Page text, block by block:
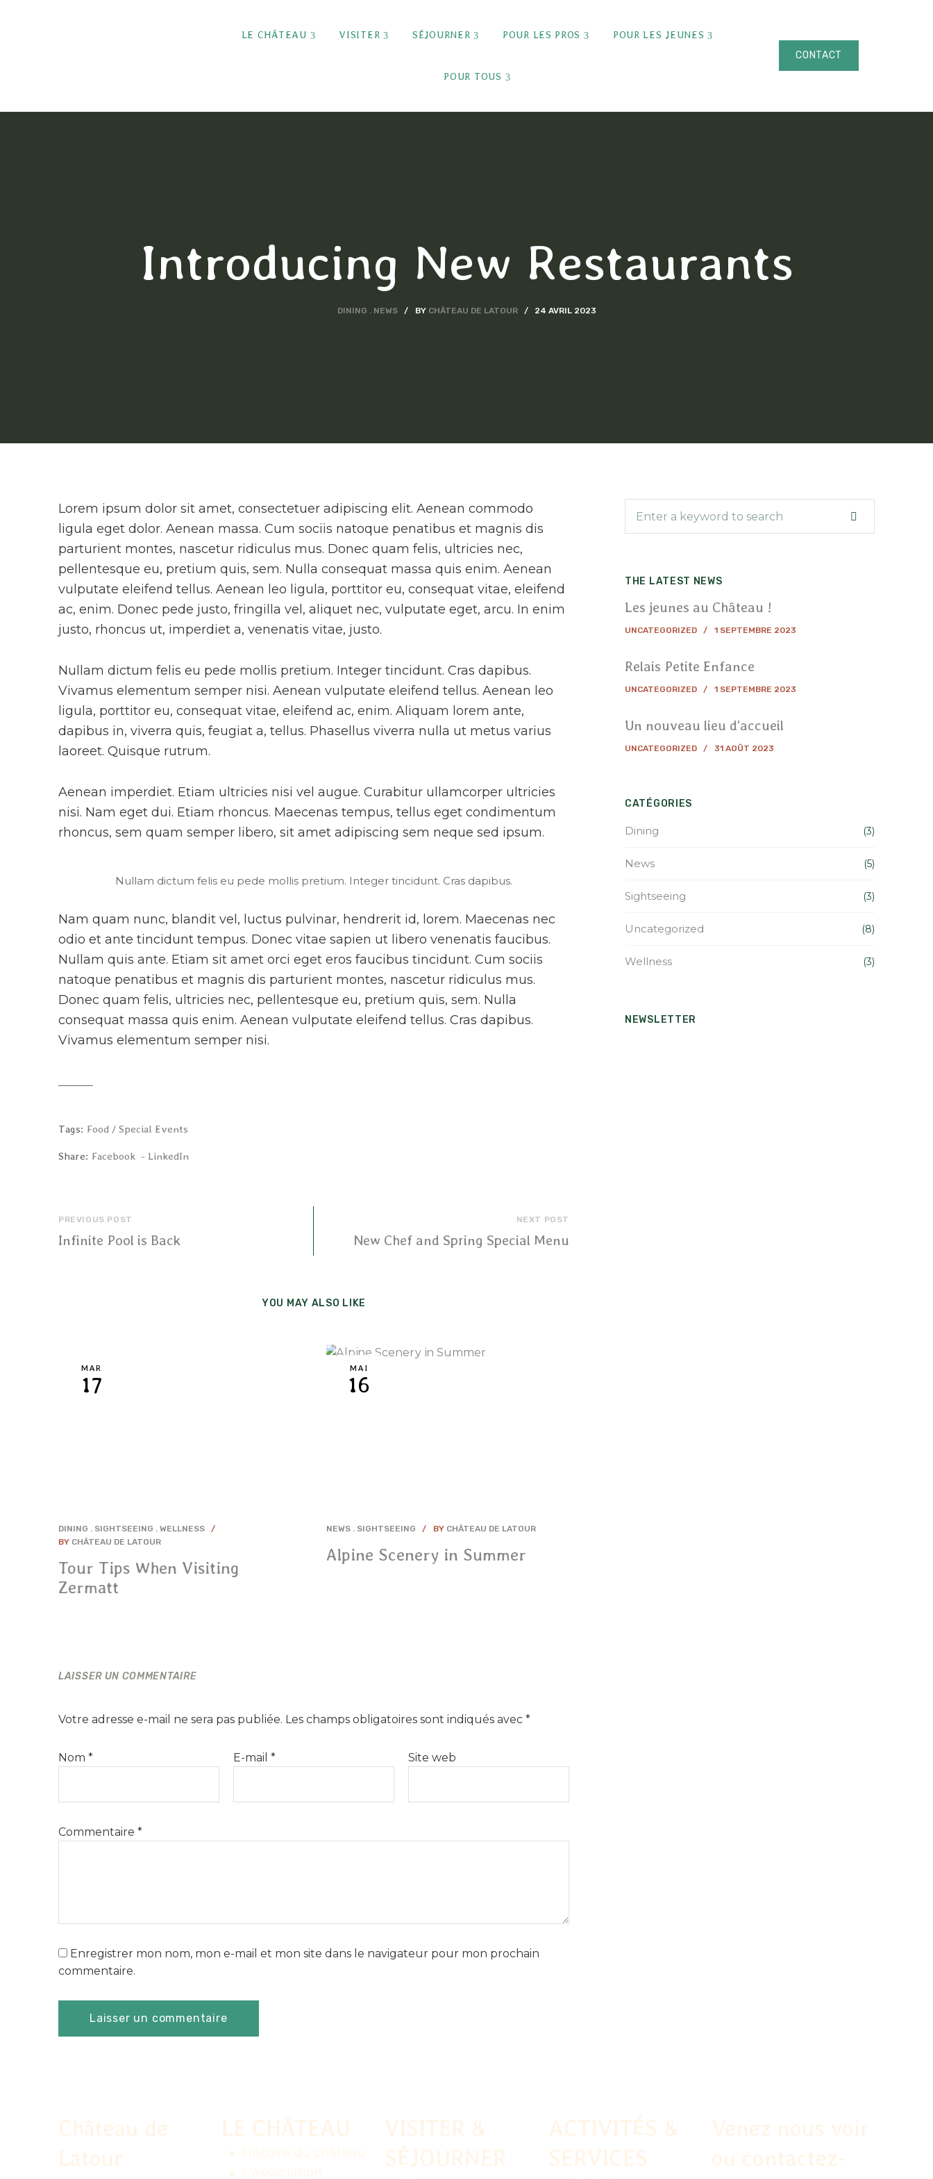
LE CHÂTEAU VISITER SÉJOURNER POUR LES PROS POUR LES JEUNES
POUR TOUS
CONTACT
Introducing New Restaurants
DINING NEWS BY CHÂTEAU DE LATOUR 24 AVRIL 2023
Lorem ipsum dolor sit amet, consectetuer adipiscing elit. Aenean commodo
ligula eget dolor. Aenean massa. Cum sociis natoque penatibus et magnis dis
parturient montes, nascetur ridiculus mus. Donec quam felis, ultricies nec,
pellentesque eu, pretium quis, sem. Nulla consequat massa quis enim. Aenean
vulputate eleifend tellus. Aenean leo ligula, porttitor eu, consequat vitae, eleifend
ac, enim. Donec pede justo, fringilla vel, aliquet nec, vulputate eget, arcu. In enim
justo, rhoncus ut, imperdiet a, venenatis vitae, justo.
Nullam dictum felis eu pede mollis pretium. Integer tincidunt. Cras dapibus.
Vivamus elementum semper nisi. Aenean vulputate eleifend tellus. Aenean leo
ligula, porttitor eu, consequat vitae, eleifend ac, enim. Aliquam lorem ante,
dapibus in, viverra quis, feugiat a, tellus. Phasellus viverra nulla ut metus varius
laoreet. Quisque rutrum.
Aenean imperdiet. Etiam ultricies nisi vel augue. Curabitur ullamcorper ultricies
nisi. Nam eget dui. Etiam rhoncus. Maecenas tempus, tellus eget condimentum
rhoncus, sem quam semper libero, sit amet adipiscing sem neque sed ipsum.
Nullam dictum felis eu pede mollis pretium. Integer tincidunt. Cras dapibus.
Nam quam nunc, blandit vel, luctus pulvinar, hendrerit id, lorem. Maecenas nec
odio et ante tincidunt tempus. Donec vitae sapien ut libero venenatis faucibus.
Nullam quis ante. Etiam sit amet orci eget eros faucibus tincidunt. Cum sociis
natoque penatibus et magnis dis parturient montes, nascetur ridiculus mus.
Donec quam felis, ultricies nec, pellentesque eu, pretium quis, sem. Nulla
consequat massa quis enim. Aenean vulputate eleifend tellus. Cras dapibus.
Vivamus elementum semper nisi.
Tags: Food Special Events
Share: Facebook LinkedIn
PREVIOUS POST
Infinite Pool is Back
NEXT POST
New Chef and Spring Special Menu
YOU MAY ALSO LIKE
MAR
17
DINING SIGHTSEEING
WELLNESS
BY CHÂTEAU DE LATOUR
Tour Tips When Visiting
Zermatt
MAI
16
NEWS SIGHTSEEING BY CHÂTEAU DE LATOUR
Alpine Scenery in Summer
LAISSER UN COMMENTAIRE
Votre adresse e-mail ne sera pas publiée. Les champs obligatoires sont indiqués avec *
Nom * E-mail * Site web
Commentaire *
Enregistrer mon nom, mon e-mail et mon site dans le navigateur pour mon prochain
commentaire.
THE LATEST NEWS
Les jeunes au Château !
UNCATEGORIZED 1 SEPTEMBRE 2023
Relais Petite Enfance
UNCATEGORIZED 1 SEPTEMBRE 2023
Un nouveau lieu d’accueil
UNCATEGORIZED 31 AOÛT 2023
CATÉGORIES
Dining (3)
News (5)
Sightseeing (3)
Uncategorized (8)
Wellness (3)
NEWSLETTER
Château de
Latour
LE CHÂTEAU
Histoire du château
L'association
VISITER &
SÉJOURNER
ACTIVITÉS &
SERVICES
Venez nous voir
ou contactez-